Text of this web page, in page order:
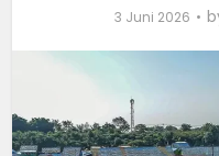
3 Juni 2026